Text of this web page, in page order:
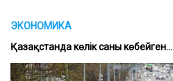
ЭКОНОМИКА
Қазақстанда көлік саны көбейген...